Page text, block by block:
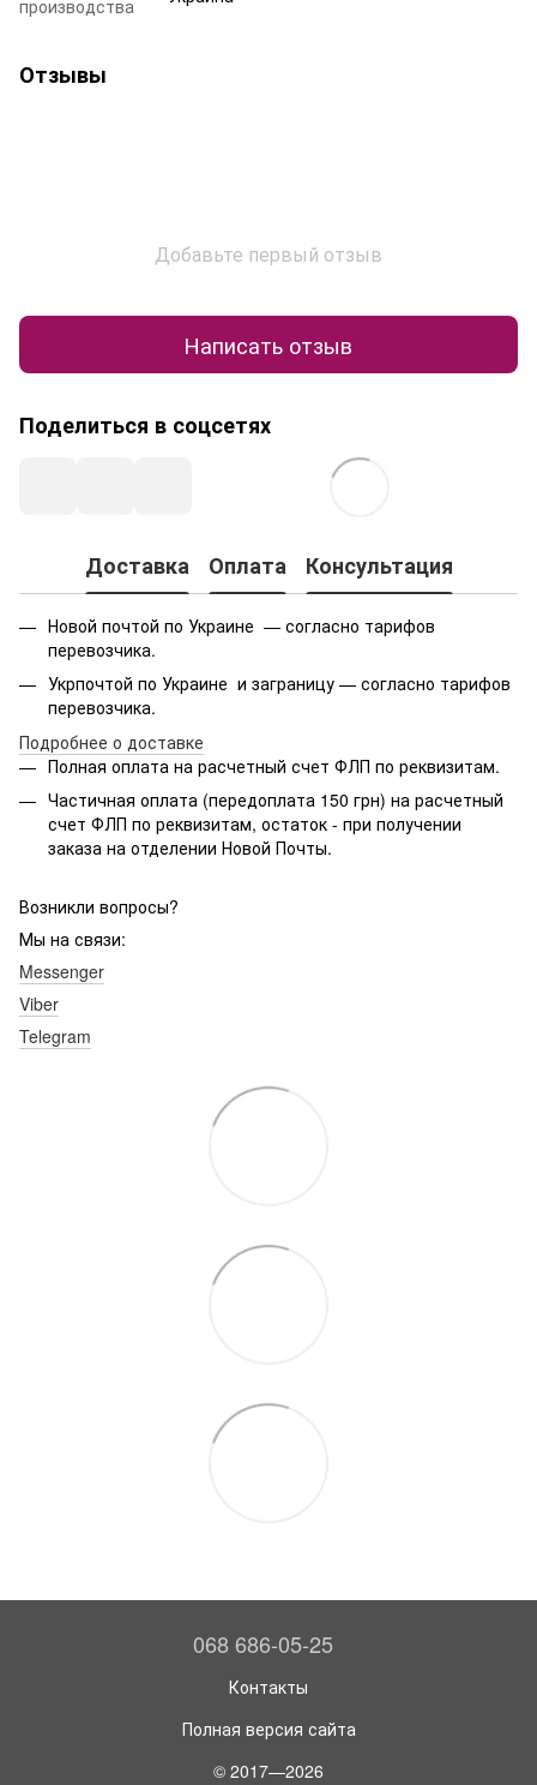
производства
Отзывы
Добавьте первый отзыв
Написать отзыв
Поделиться в соцсетях
Доставка Оплата Консультация
Новой почтой по Украине — согласно тарифов
перевозчика.
Укрпочтой по Украине и заграницу — согласно тарифов
перевозчика.
Подробнее о доставке
Полная оплата на расчетный счет ФЛП по реквизитам.
Частичная оплата (передоплата 150 грн) на расчетный
счет ФЛП по реквизитам, остаток - при получении
заказа на отделении Новой Почты.
Возникли вопросы?
Мы на связи:
Messenger
Viber
Telegram
068 686-05-25
Контакты
Полная версия сайта
© 2017—2026